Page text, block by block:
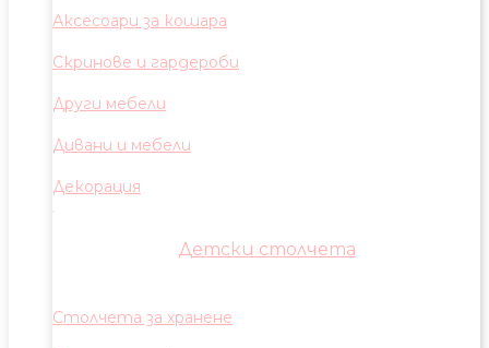
Аксесоари за кошара
Скринове и гардероби
Други мебели
Дивани и мебели
Декорация
Детски столчета
Столчета за хранене